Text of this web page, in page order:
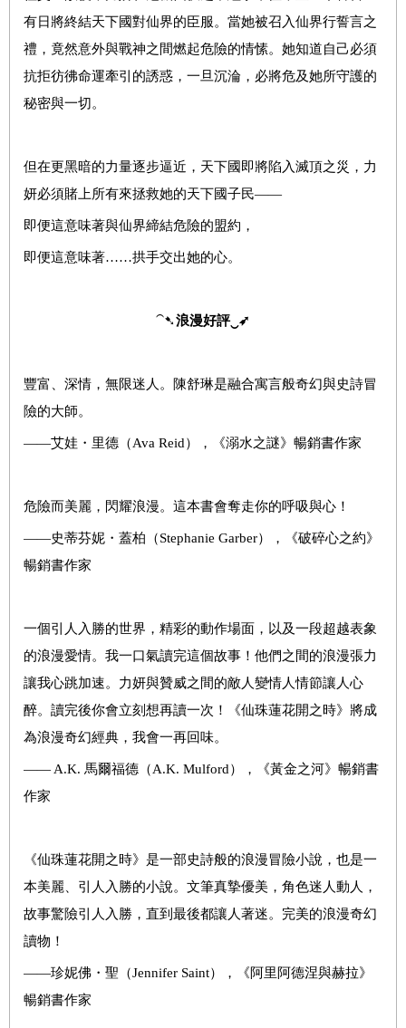
有日將終結天下國對仙界的臣服。當她被召入仙界行誓言之
禮，竟然意外與戰神之間燃起危險的情愫。她知道自己必須
抗拒彷彿命運牽引的誘惑，一旦沉淪，必將危及她所守護的
秘密與一切。
但在更黑暗的力量逐步逼近，天下國即將陷入滅頂之災，力
妍必須賭上所有來拯救她的天下國子民——
即便這意味著與仙界締結危險的盟約，
即便這意味著……拱手交出她的心。
⁀➷浪漫好評‿ ➶
豐富、深情，無限迷人。陳舒琳是融合寓言般奇幻與史詩冒
險的大師。
——艾娃・里德（Ava Reid），《溺水之謎》暢銷書作家
危險而美麗，閃耀浪漫。這本書會奪走你的呼吸與心！
——史蒂芬妮・蓋柏（Stephanie Garber），《破碎心之約》
暢銷書作家
一個引人入勝的世界，精彩的動作場面，以及一段超越表象
的浪漫愛情。我一口氣讀完這個故事！他們之間的浪漫張力
讓我心跳加速。力妍與贊威之間的敵人變情人情節讓人心
醉。讀完後你會立刻想再讀一次！《仙珠蓮花開之時》將成
為浪漫奇幻經典，我會一再回味。
—— A.K. 馬爾福德（A.K. Mulford），《黃金之河》暢銷書
作家
《仙珠蓮花開之時》是一部史詩般的浪漫冒險小說，也是一
本美麗、引人入勝的小說。文筆真摯優美，角色迷人動人，
故事驚險引人入勝，直到最後都讓人著迷。完美的浪漫奇幻
讀物！
——珍妮佛・聖（Jennifer Saint），《阿里阿德涅與赫拉》
暢銷書作家